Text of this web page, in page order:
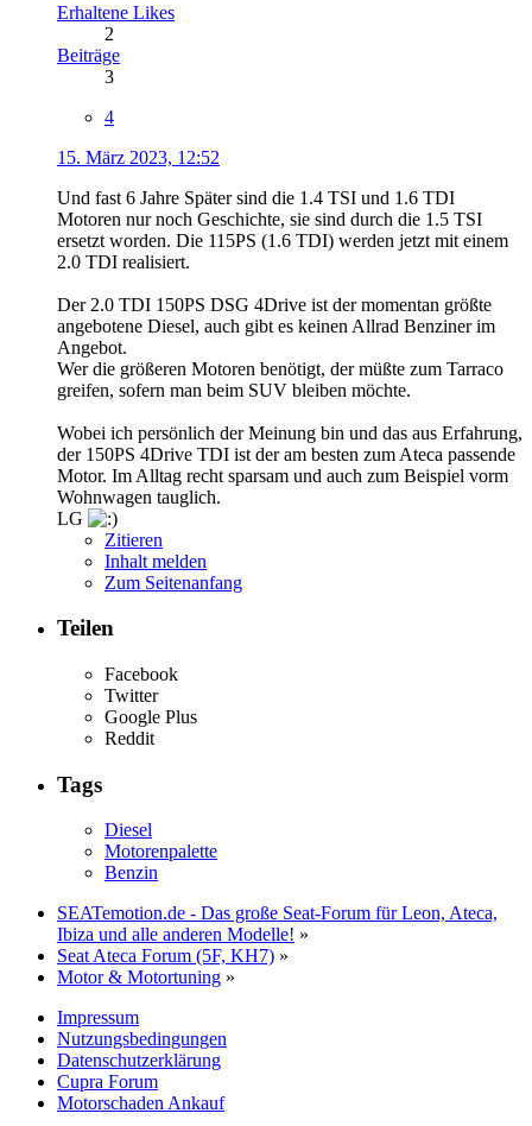
Erhaltene Likes
2
Beiträge
3
4
15. März 2023, 12:52
Und fast 6 Jahre Später sind die 1.4 TSI und 1.6 TDI
Motoren nur noch Geschichte, sie sind durch die 1.5 TSI
ersetzt worden. Die 115PS (1.6 TDI) werden jetzt mit einem
2.0 TDI realisiert.
Der 2.0 TDI 150PS DSG 4Drive ist der momentan größte
angebotene Diesel, auch gibt es keinen Allrad Benziner im
Angebot.
Wer die größeren Motoren benötigt, der müßte zum Tarraco
greifen, sofern man beim SUV bleiben möchte.
Wobei ich persönlich der Meinung bin und das aus Erfahrung,
der 150PS 4Drive TDI ist der am besten zum Ateca passende
Motor. Im Alltag recht sparsam und auch zum Beispiel vorm
Wohnwagen tauglich.
LG
Zitieren
Inhalt melden
Zum Seitenanfang
Teilen
Facebook
Twitter
Google Plus
Reddit
Tags
Diesel
Motorenpalette
Benzin
SEATemotion.de - Das große Seat-Forum für Leon, Ateca,
Ibiza und alle anderen Modelle! »
Seat Ateca Forum (5F, KH7) »
Motor & Motortuning »
Impressum
Nutzungsbedingungen
Datenschutzerklärung
Cupra Forum
Motorschaden Ankauf